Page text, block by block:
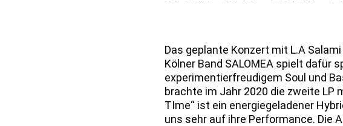
Das geplante Konzert mit L.A
Kölner Band SALOMEA spielt dafür
experimentierfreudigem Soul und
brachte im Jahr 2020 die zweite LP
TIme“ ist ein energiegeladener
uns sehr auf ihre Performance. Die